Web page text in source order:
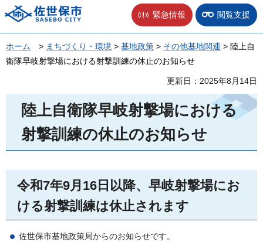
佐世保市 緊急情報 閲覧支援
ホーム > まちづくり・環境 > 基地政策 > その他基地関連 > 陸上自
衛隊早岐射撃場における射撃訓練の休止のお知らせ
更新日：2025年8月14日
陸上自衛隊早岐射撃場における
射撃訓練の休止のお知らせ
令和7年9月16日以降、早岐射撃場にお
ける射撃訓練は休止されます
佐世保市基地政策局からのお知らせです。